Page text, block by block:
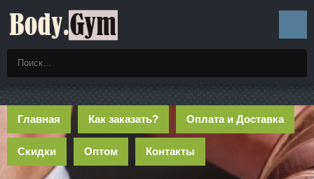
Главная Как заказать? Оплата и Доставка
Скидки Оптом Контакты